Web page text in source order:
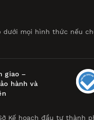
dưới mọi hình thức nếu
giao –
hành và
Kế hoạch đầu tư thành